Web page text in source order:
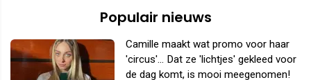
Populair nieuws
Camille maakt wat promo voor haar
'circus'... Dat ze 'lichtjes' gekleed voor
de dag komt, is mooi meegenomen!